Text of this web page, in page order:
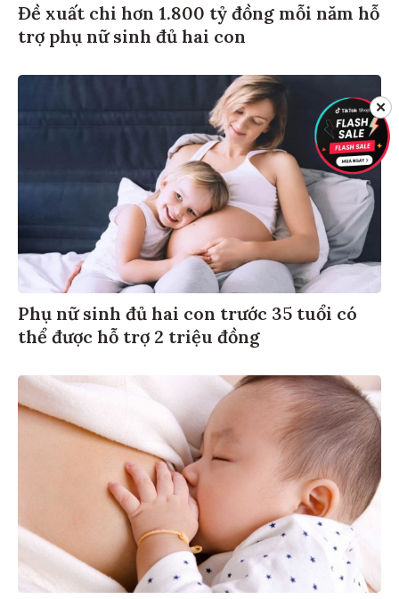
Đề xuất chi hơn 1.800 tỷ đồng mỗi năm hỗ
trợ phụ nữ sinh đủ hai con
Phụ nữ sinh đủ hai con trước 35 tuổi có
thể được hỗ trợ 2 triệu đồng
✕